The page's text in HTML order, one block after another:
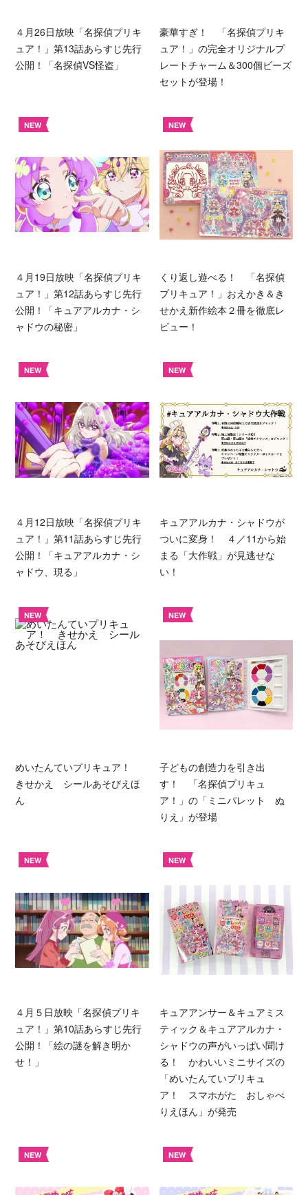
４月26日放映「名探偵プリキ
ュア！」第13話あらすじ先行
公開！「名探偵VS怪盗」
豪華すぎ！ 「名探偵プリキ
ュア！」の完全オリジナルプ
レートチャーム＆300個ビーズ
セットが登場！
NEW
４月19日放映「名探偵プリキ
ュア！」第12話あらすじ先行
公開！「キュアアルカナ・シ
ャドウの秘密」
NEW
くり返し遊べる！ 「名探偵
プリキュア！」おえかき＆き
せかえ新作絵本２冊を徹底レ
ビュー！
NEW
４月12日放映「名探偵プリキ
ュア！」第11話あらすじ先行
公開！「キュアアルカナ・シ
ャドウ、現る」
NEW
キュアアルカナ・シャドウが
ついに変身！ ４／11から始
まる「大作戦」が見逃せな
い！
NEW
めいたんていプリキュア！
きせかえ シールあそびえほ
ん
NEW
子どもの創造力を引き出
す！ 「名探偵プリキュ
ア！」の「ミニパレット ぬ
りえ」が登場
NEW
４月５日放映「名探偵プリキ
ュア！」第10話あらすじ先行
公開！「絵の謎を解き明か
せ！」
NEW
キュアアンサー＆キュアミス
ティック＆キュアアルカナ・
シャドウの声がいっぱい聞け
る！ かわいいミニサイズの
「めいたんていプリキュ
ア！ スマホがた おしゃべ
りえほん」が発売
NEW NEW